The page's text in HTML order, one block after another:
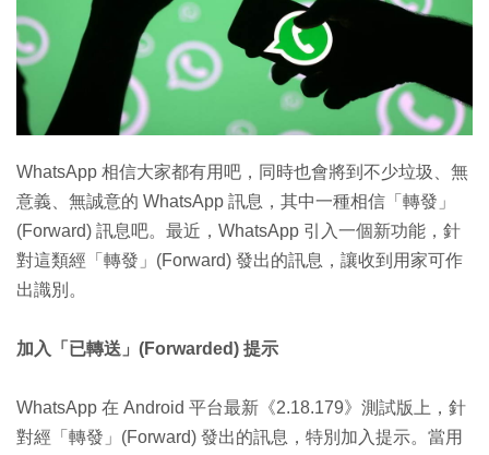
WhatsApp 相信大家都有用吧，同時也會將到不少垃圾、無
意義、無誠意的 WhatsApp 訊息，其中一種相信「轉發」
(Forward) 訊息吧。最近，WhatsApp 引入一個新功能，針
對這類經「轉發」(Forward) 發出的訊息，讓收到用家可作
出識別。
加入「已轉送」(Forwarded) 提示
WhatsApp 在 Android 平台最新《2.18.179》測試版上，針
對經「轉發」(Forward) 發出的訊息，特別加入提示。當用